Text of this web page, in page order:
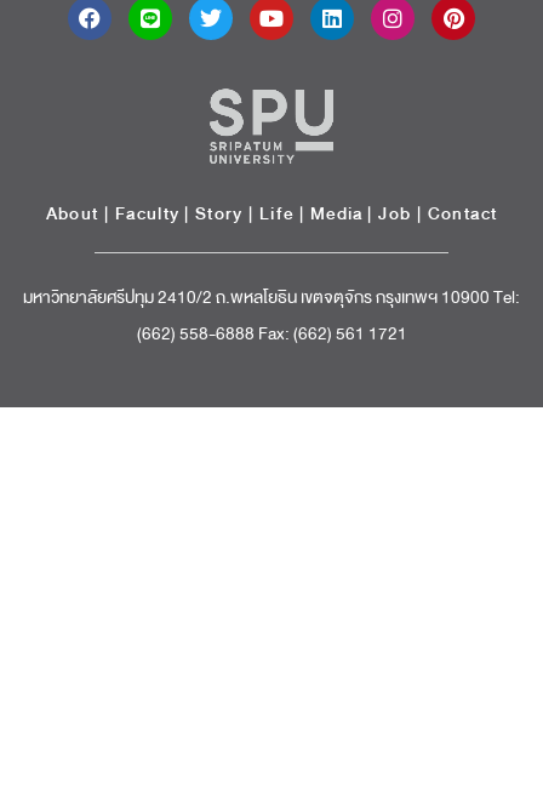
About | Faculty | Story | Life | Media |Job | Contact
มหาวิทยาลัยศรีปทุม 2410/2 ถ.พหลโยธิน เขตจตุจักร กรุงเทพฯ 10900 Tel:
(662) 558-6888 Fax: (662) 561 1721